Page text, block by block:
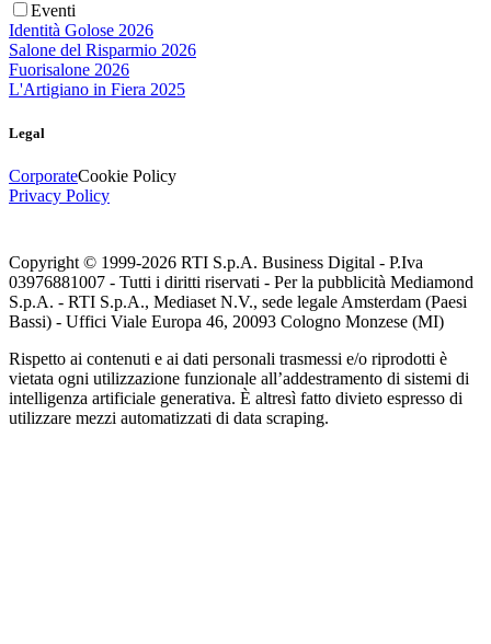
Eventi
Identità Golose 2026
Salone del Risparmio 2026
Fuorisalone 2026
L'Artigiano in Fiera 2025
Legal
CorporateCookie Policy
Privacy Policy
Copyright © 1999-2026 RTI S.p.A. Business Digital - P.Iva
03976881007 - Tutti i diritti riservati - Per la pubblicità Mediamond
S.p.A. - RTI S.p.A., Mediaset N.V., sede legale Amsterdam (Paesi
Bassi) - Uffici Viale Europa 46, 20093 Cologno Monzese (MI)
Rispetto ai contenuti e ai dati personali trasmessi e/o riprodotti è
vietata ogni utilizzazione funzionale all’addestramento di sistemi di
intelligenza artificiale generativa. È altresì fatto divieto espresso di
utilizzare mezzi automatizzati di data scraping.